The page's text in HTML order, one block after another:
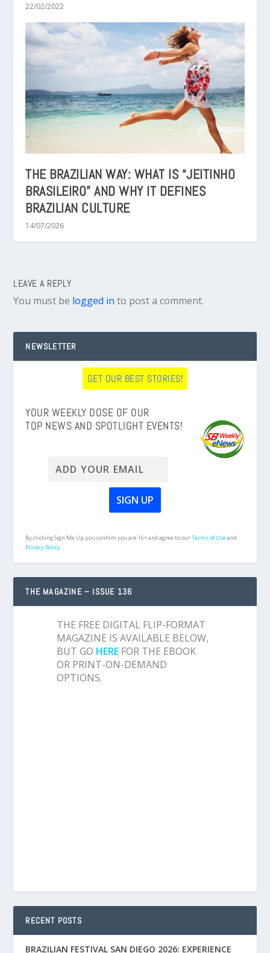
22/02/2022
THE BRAZILIAN WAY: WHAT IS “JEITINHO
BRASILEIRO” AND WHY IT DEFINES
BRAZILIAN CULTURE
14/07/2026
LEAVE A REPLY
You must be logged in to post a comment.
NEWSLETTER
GET OUR BEST STORIES!
YOUR WEEKLY DOSE OF OUR
TOP NEWS AND SPOTLIGHT EVENTS!
By clicking Sign Me Up, you confirm you are 16+ and agree to ourTerms of Useand
Privacy Policy.
THE MAGAZINE – ISSUE 136
THE FREE DIGITAL FLIP-FORMAT
MAGAZINE IS AVAILABLE BELOW,
BUT GO HERE FOR THE EBOOK
OR PRINT-ON-DEMAND
OPTIONS.
RECENT POSTS
BRAZILIAN FESTIVAL SAN DIEGO 2026: EXPERIENCE